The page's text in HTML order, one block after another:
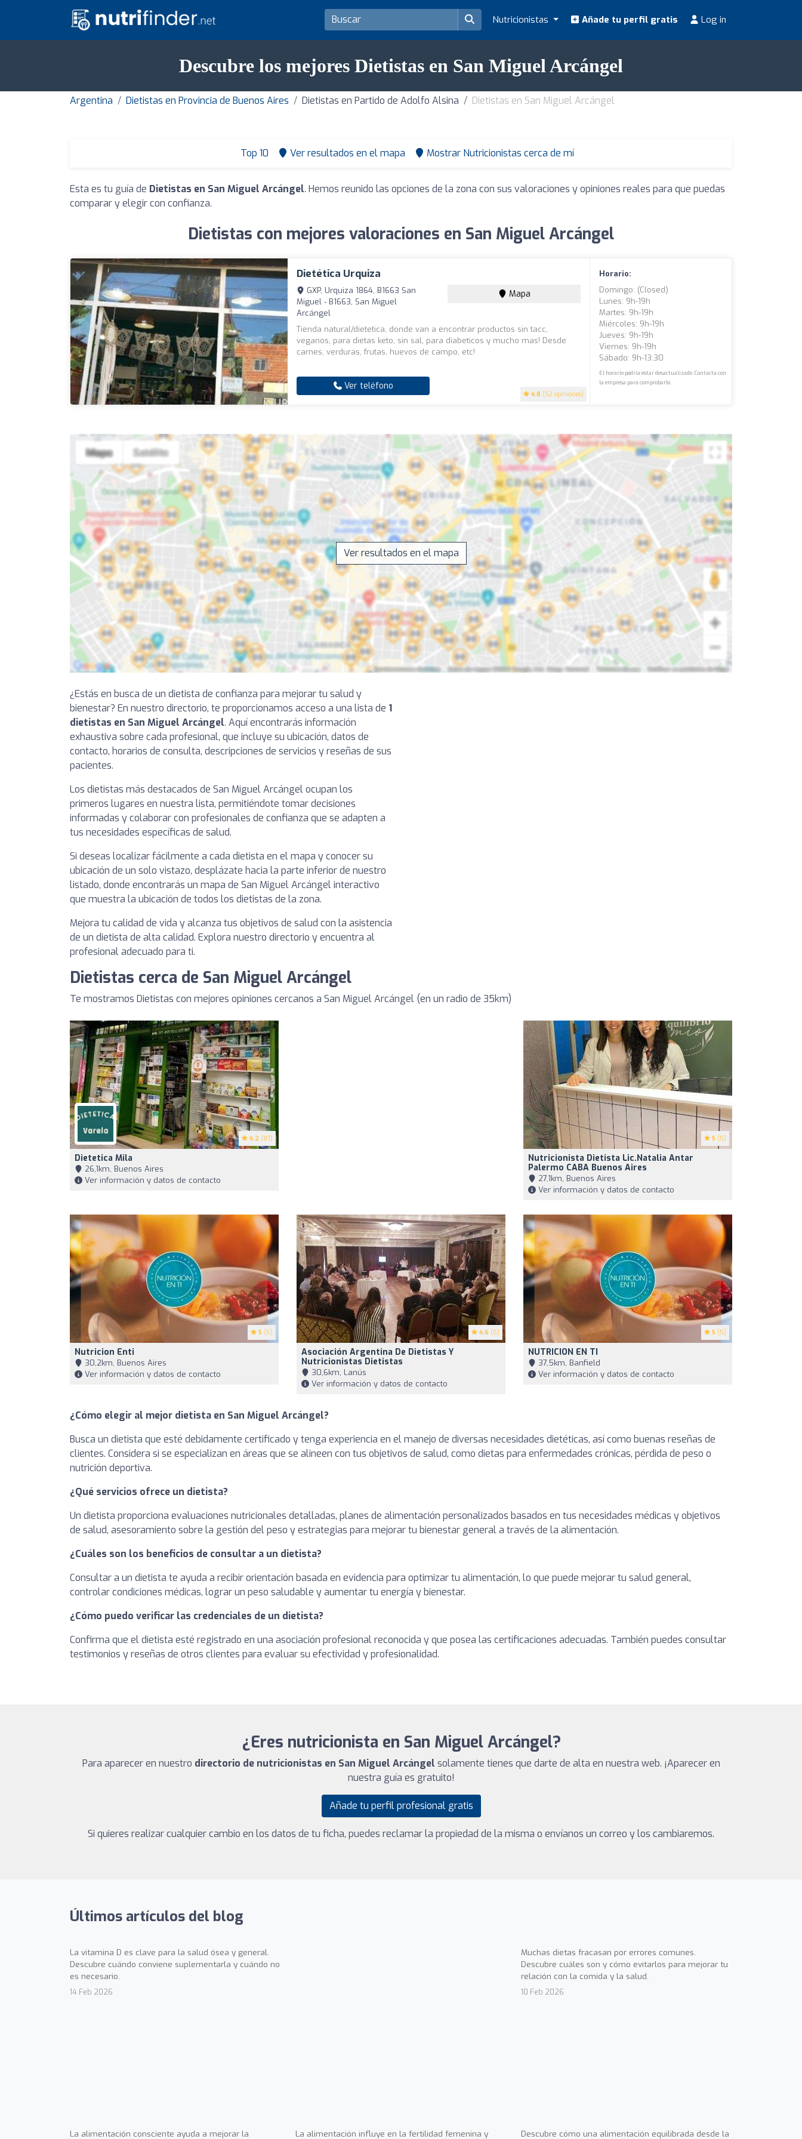
Nutricionistas Añade tu perfil gratis Log in
Descubre los mejores Dietistas en San Miguel Arcángel
Argentina Dietistas en Provincia de Buenos Aires Dietistas en Partido de Adolfo Alsina Dietistas en San Miguel Arcángel
Top 10 Ver resultados en el mapa Mostrar Nutricionistas cerca de mí
Esta es tu guía de Dietistas en San Miguel Arcángel. Hemos reunido las opciones de la zona con sus valoraciones y opiniones reales para que puedas
comparar y elegir con confianza.
Dietistas con mejores valoraciones en San Miguel Arcángel
Dietética Urquiza
4.8 (52 opiniones)
GXP, Urquiza 1864, B1663 San
Miguel - B1663, San Miguel
Arcángel
Mapa
Tienda natural/dietetica, donde van a encontrar productos sin tacc,
veganos, para dietas keto, sin sal, para diabeticos y mucho mas! Desde
carnes, verduras, frutas, huevos de campo, etc!
Ver teléfono
Horario:
Domingo: (closed)
Lunes: 9h-19h
Martes: 9h-19h
Miércoles: 9h-19h
Jueves: 9h-19h
Viernes: 9h-19h
Sábado: 9h-13:30
El horario podría estar desactualizado. Contacta con
la empresa para comprobarlo.
Ver resultados en el mapa
¿Estás en busca de un dietista de confianza para mejorar tu salud y
bienestar? En nuestro directorio, te proporcionamos acceso a una lista de 1
dietistas en San Miguel Arcángel. Aquí encontrarás información
exhaustiva sobre cada profesional, que incluye su ubicación, datos de
contacto, horarios de consulta, descripciones de servicios y reseñas de sus
pacientes.
Los dietistas más destacados de San Miguel Arcángel ocupan los
primeros lugares en nuestra lista, permitiéndote tomar decisiones
informadas y colaborar con profesionales de confianza que se adapten a
tus necesidades específicas de salud.
Si deseas localizar fácilmente a cada dietista en el mapa y conocer su
ubicación de un solo vistazo, desplázate hacia la parte inferior de nuestro
listado, donde encontrarás un mapa de San Miguel Arcángel interactivo
que muestra la ubicación de todos los dietistas de la zona.
Mejora tu calidad de vida y alcanza tus objetivos de salud con la asistencia
de un dietista de alta calidad. Explora nuestro directorio y encuentra al
profesional adecuado para ti.
Dietistas cerca de San Miguel Arcángel
Te mostramos Dietistas con mejores opiniones cercanos a San Miguel Arcángel (en un radio de 35km)
4.2 (87)
Dietetica Mila
26,1km, Buenos Aires
Ver información y datos de contacto
5 (5)
Nutricionista Dietista Lic.Natalia Antar
Palermo CABA Buenos Aires
27,1km, Buenos Aires
Ver información y datos de contacto
5 (5)
Nutricion Enti
30,2km, Buenos Aires
Ver información y datos de contacto
4.6 (5)
Asociación Argentina De Dietistas Y
Nutricionistas Dietistas
30,6km, Lanús
Ver información y datos de contacto
5 (5)
NUTRICION EN TI
37,5km, Banfield
Ver información y datos de contacto
¿Cómo elegir al mejor dietista en San Miguel Arcángel?
Busca un dietista que esté debidamente certificado y tenga experiencia en el manejo de diversas necesidades dietéticas, así como buenas reseñas de
clientes. Considera si se especializan en áreas que se alineen con tus objetivos de salud, como dietas para enfermedades crónicas, pérdida de peso o
nutrición deportiva.
¿Qué servicios ofrece un dietista?
Un dietista proporciona evaluaciones nutricionales detalladas, planes de alimentación personalizados basados en tus necesidades médicas y objetivos
de salud, asesoramiento sobre la gestión del peso y estrategias para mejorar tu bienestar general a través de la alimentación.
¿Cuáles son los beneficios de consultar a un dietista?
Consultar a un dietista te ayuda a recibir orientación basada en evidencia para optimizar tu alimentación, lo que puede mejorar tu salud general,
controlar condiciones médicas, lograr un peso saludable y aumentar tu energía y bienestar.
¿Cómo puedo verificar las credenciales de un dietista?
Confirma que el dietista esté registrado en una asociación profesional reconocida y que posea las certificaciones adecuadas. También puedes consultar
testimonios y reseñas de otros clientes para evaluar su efectividad y profesionalidad.
¿Eres nutricionista en San Miguel Arcángel?
Para aparecer en nuestro directorio de nutricionistas en San Miguel Arcángel solamente tienes que darte de alta en nuestra web. ¡Aparecer en
nuestra guía es gratuito!
Añade tu perfil profesional gratis
Si quieres realizar cualquier cambio en los datos de tu ficha, puedes reclamar la propiedad de la misma o envíanos un correo y los cambiaremos.
Últimos artículos del blog
La vitamina D es clave para la salud ósea y general.
Descubre cuándo conviene suplementarla y cuándo no
es necesario.
14 Feb 2026
Muchas dietas fracasan por errores comunes.
Descubre cuáles son y cómo evitarlos para mejorar tu
relación con la comida y la salud.
10 Feb 2026
La alimentación consciente ayuda a mejorar la La alimentación influye en la fertilidad femenina y Descubre cómo una alimentación equilibrada desde la